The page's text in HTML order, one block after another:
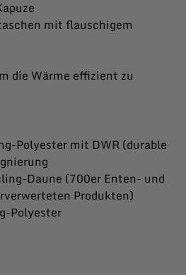
mit flauschigem
die Wärme effizient zu
Polyester mit DWR (durable
Daune (700er Enten- und
Produkten)
Polyester